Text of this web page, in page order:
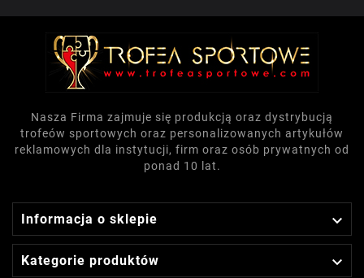
Nasza Firma zajmuje się produkcją oraz dystrybucją
trofeów sportowych oraz personalizowanych artykułów
reklamowych dla instytucji, firm oraz osób prywatnych od
ponad 10 lat.
Informacja o sklepie 
Kategorie produktów 